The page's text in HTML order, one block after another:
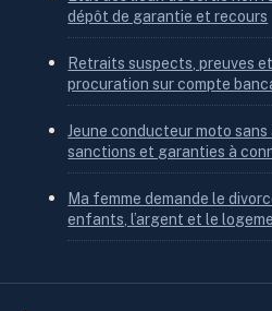
dépôt de garantie et recours
Retraits suspects, preuves
procuration sur compte
Jeune conducteur moto
sanctions et garanties à
Ma femme demande le
enfants, l’argent et le